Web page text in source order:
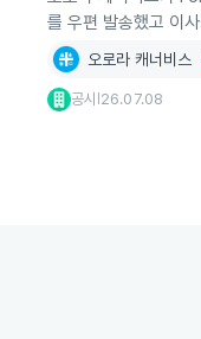
를 우편 발송했고 이
오로라 캐너비스
공시 26.07.08